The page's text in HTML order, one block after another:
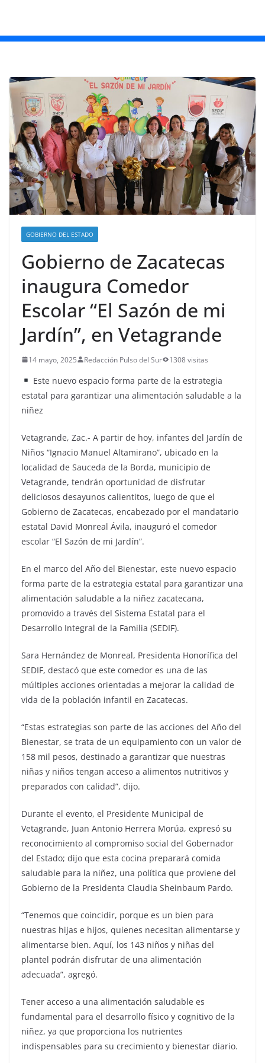
GOBIERNO DEL ESTADO
Gobierno de Zacatecas
inaugura Comedor
Escolar “El Sazón de mi
Jardín”, en Vetagrande
14 mayo, 2025 Redacción Pulso del Sur 1308 visitas
Este nuevo espacio forma parte de la estrategia
estatal para garantizar una alimentación saludable a la
niñez
Vetagrande, Zac.- A partir de hoy, infantes del Jardín de
Niños “Ignacio Manuel Altamirano”, ubicado en la
localidad de Sauceda de la Borda, municipio de
Vetagrande, tendrán oportunidad de disfrutar
deliciosos desayunos calientitos, luego de que el
Gobierno de Zacatecas, encabezado por el mandatario
estatal David Monreal Ávila, inauguró el comedor
escolar “El Sazón de mi Jardín”.
En el marco del Año del Bienestar, este nuevo espacio
forma parte de la estrategia estatal para garantizar una
alimentación saludable a la niñez zacatecana,
promovido a través del Sistema Estatal para el
Desarrollo Integral de la Familia (SEDIF).
Sara Hernández de Monreal, Presidenta Honorífica del
SEDIF, destacó que este comedor es una de las
múltiples acciones orientadas a mejorar la calidad de
vida de la población infantil en Zacatecas.
“Estas estrategias son parte de las acciones del Año del
Bienestar, se trata de un equipamiento con un valor de
158 mil pesos, destinado a garantizar que nuestras
niñas y niños tengan acceso a alimentos nutritivos y
preparados con calidad”, dijo.
Durante el evento, el Presidente Municipal de
Vetagrande, Juan Antonio Herrera Morúa, expresó su
reconocimiento al compromiso social del Gobernador
del Estado; dijo que esta cocina preparará comida
saludable para la niñez, una política que proviene del
Gobierno de la Presidenta Claudia Sheinbaum Pardo.
“Tenemos que coincidir, porque es un bien para
nuestras hijas e hijos, quienes necesitan alimentarse y
alimentarse bien. Aquí, los 143 niños y niñas del
plantel podrán disfrutar de una alimentación
adecuada”, agregó.
Tener acceso a una alimentación saludable es
fundamental para el desarrollo físico y cognitivo de la
niñez, ya que proporciona los nutrientes
indispensables para su crecimiento y bienestar diario.